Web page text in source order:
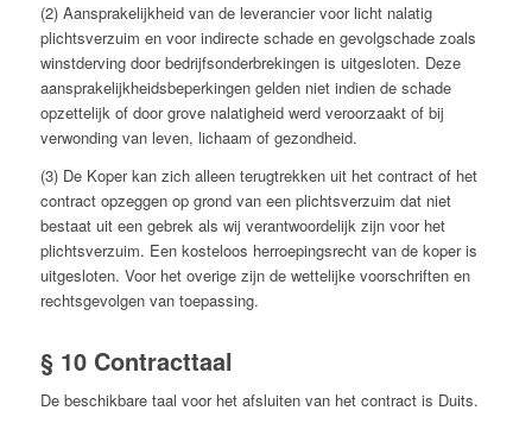
(2) Aansprakelijkheid van de leverancier voor licht nalatig
plichtsverzuim en voor indirecte schade en gevolgschade zoals
winstderving door bedrijfsonderbrekingen is uitgesloten. Deze
aansprakelijkheidsbeperkingen gelden niet indien de schade
opzettelijk of door grove nalatigheid werd veroorzaakt of bij
verwonding van leven, lichaam of gezondheid.
(3) De Koper kan zich alleen terugtrekken uit het contract of het
contract opzeggen op grond van een plichtsverzuim dat niet
bestaat uit een gebrek als wij verantwoordelijk zijn voor het
plichtsverzuim. Een kosteloos herroepingsrecht van de koper is
uitgesloten. Voor het overige zijn de wettelijke voorschriften en
rechtsgevolgen van toepassing.
§ 10 Contracttaal
De beschikbare taal voor het afsluiten van het contract is Duits.